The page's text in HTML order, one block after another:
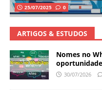
25/07/2025 0
ARTIGOS & ESTUDOS
Nomes no
30/07/2026